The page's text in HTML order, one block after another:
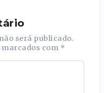
será publicado.
com *